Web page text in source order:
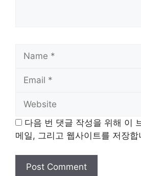
다음 번 댓글 작성을 위해 이
메일, 그리고 웹사이트를 저장합